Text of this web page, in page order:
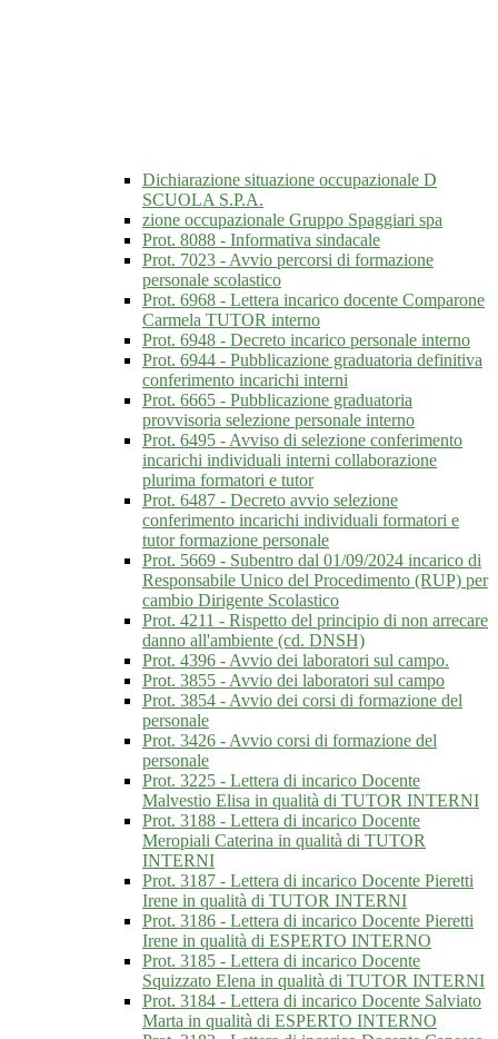
Dichiarazione situazione occupazionale D
SCUOLA S.P.A.
zione occupazionale Gruppo Spaggiari spa
Prot. 8088 - Informativa sindacale
Prot. 7023 - Avvio percorsi di formazione
personale scolastico
Prot. 6968 - Lettera incarico docente Comparone
Carmela TUTOR interno
Prot. 6948 - Decreto incarico personale interno
Prot. 6944 - Pubblicazione graduatoria definitiva
conferimento incarichi interni
Prot. 6665 - Pubblicazione graduatoria
provvisoria selezione personale interno
Prot. 6495 - Avviso di selezione conferimento
incarichi individuali interni collaborazione
plurima formatori e tutor
Prot. 6487 - Decreto avvio selezione
conferimento incarichi individuali formatori e
tutor formazione personale
Prot. 5669 - Subentro dal 01/09/2024 incarico di
Responsabile Unico del Procedimento (RUP) per
cambio Dirigente Scolastico
Prot. 4211 - Rispetto del principio di non arrecare
danno all'ambiente (cd. DNSH)
Prot. 4396 - Avvio dei laboratori sul campo.
Prot. 3855 - Avvio dei laboratori sul campo
Prot. 3854 - Avvio dei corsi di formazione del
personale
Prot. 3426 - Avvio corsi di formazione del
personale
Prot. 3225 - Lettera di incarico Docente
Malvestio Elisa in qualità di TUTOR INTERNI
Prot. 3188 - Lettera di incarico Docente
Meropiali Caterina in qualità di TUTOR
INTERNI
Prot. 3187 - Lettera di incarico Docente Pieretti
Irene in qualità di TUTOR INTERNI
Prot. 3186 - Lettera di incarico Docente Pieretti
Irene in qualità di ESPERTO INTERNO
Prot. 3185 - Lettera di incarico Docente
Squizzato Elena in qualità di TUTOR INTERNI
Prot. 3184 - Lettera di incarico Docente Salviato
Marta in qualità di ESPERTO INTERNO